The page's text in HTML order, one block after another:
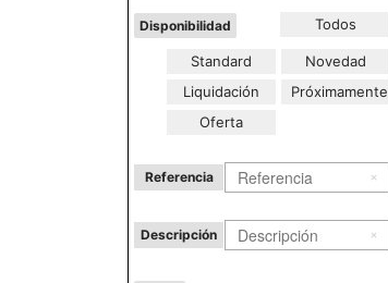
Disponibilidad Todos
Standard
Novedad
Liquidación
Próximamente
Oferta
Referencia
Descripción